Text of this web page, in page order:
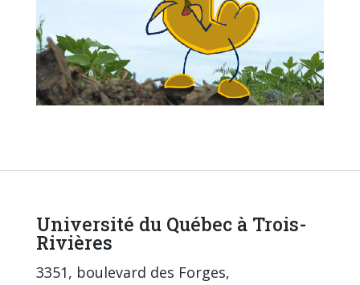
Université du Québec à Trois-
Rivières
3351, boulevard des Forges,